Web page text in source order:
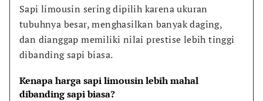
Sapi limousin sering dipilih karena ukuran
tubuhnya besar, menghasilkan banyak daging,
dan dianggap memiliki nilai prestise lebih tinggi
dibanding sapi biasa.
Kenapa harga sapi limousin lebih mahal
dibanding sapi biasa?